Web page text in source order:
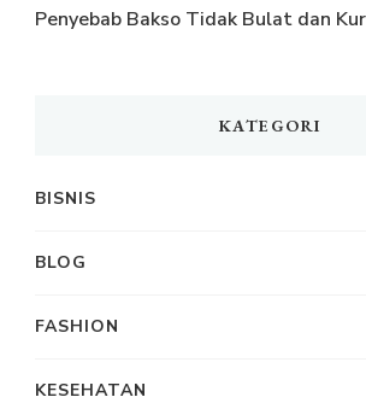
Penyebab Bakso Tidak Bulat dan
KATEGORI
BISNIS
BLOG
FASHION
KESEHATAN